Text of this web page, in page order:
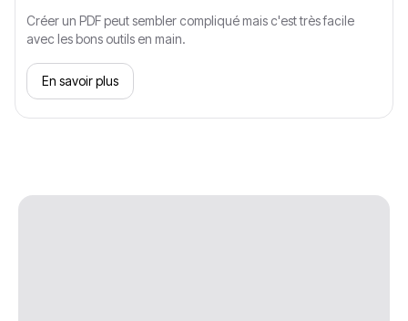
Créer un PDF peut sembler compliqué mais c'est très facile
avec les bons outils en main.
En savoir plus